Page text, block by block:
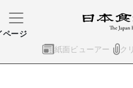
紙面ビューアー ク
ページ